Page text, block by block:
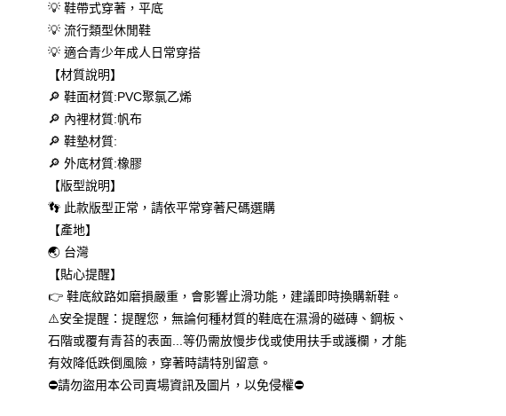
２．便利：只要手機號碼，簡訊認證，即可結帳。
３．安心：先確認商品／服務後，再付款。
【「AFTEE先享後付」結帳流程】
１．於結帳方式選擇「AFTEE先享後付」後，將跳轉至「AFTEE先享後
付」結帳頁面，進行簡訊認證並確認金額後，即可完成結帳。
２．訂單成立數日內，您將收到繳費通知簡訊。
３．收到繳費通知簡訊後14天內，點擊此簡訊中的連結，可透過四大超商
／ATM／網路銀行／等多元方式進行付款，方視為交易完成。
絡購買商品的店家。未經商家同意取消之訂單仍視為有效，需透過AFTEE
先享後付繳納相關費用。
※ 交易是否成功請以「AFTEE先享後付 」之結帳頁面顯示為準，若有關於
是否繳費成功／繳費後需取消欲退款等相關疑問，請聯繫「AFTEE先享後
付客戶支援中心」
１．透過由恩沛科技股份有限公司提供之「AFTEE先享後付」服務完成之
交易，需依本服務之必要範圍內提供個人資料，並將交易相關給付款項請
求債權轉讓予恩沛科技股份有限公司。
２．關於個人資料處理事宜，請瀏覽以下網址：
https://aftee.tw/terms/#terms3
３．未成年的使用者請事先徵得法定代理人或監護人之同意方可使用
「AFTEE先享後付」，若未經同意申辦者引起之損失，本公司不負相關責
任。
運送方式
全家取貨付款
每筆NT$60，滿NT$699(含以上)免運費
付款後全家取貨
每筆NT$60，滿NT$699(含以上)免運費
萊爾富取貨付款
每筆NT$50，滿NT$699(含以上)免運費
每筆NT$50，滿NT$699(含以上)免運費
7-11取貨付款
每筆NT$60，滿NT$699(含以上)免運費
付款後7-11取貨
每筆NT$60，滿NT$699(含以上)免運費
宅配
💡 鞋帶式穿著，平底
💡 流行類型休閒鞋
💡 適合青少年成人日常穿搭
【材質說明】
🔎 鞋面材質:PVC聚氯乙烯
🔎 內裡材質:帆布
🔎 鞋墊材質:
🔎 外底材質:橡膠
【版型說明】
👣 此款版型正常，請依平常穿著尺碼選購
【產地】
🌏 台灣
【貼心提醒】
👉 鞋底紋路如磨損嚴重，會影響止滑功能，建議即時換購新鞋。
⚠️安全提醒：提醒您，無論何種材質的鞋底在濕滑的磁磚、鋼板、
石階或覆有青苔的表面...等仍需放慢步伐或使用扶手或護欄，才能
有效降低跌倒風險，穿著時請特別留意。
⛔請勿盜用本公司賣場資訊及圖片，以免侵權⛔